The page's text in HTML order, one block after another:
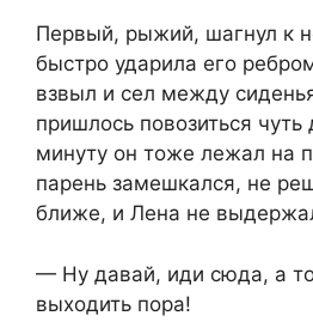
Первый, рыжий, шагнул к
быстро ударила его
взвыл и сел между
пришлось повозиться
минуту он тоже лежал на
парень замешкался, не
ближе, и Лена не
— Ну давай, иди сюда, а
выходить пора!